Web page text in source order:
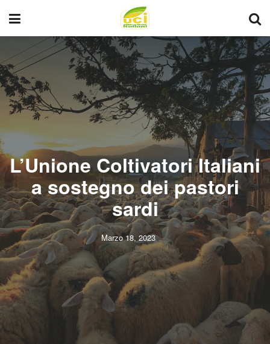
L’Unione Coltivatori Italiani
a sostegno dei pastori
sardi
Marzo 18, 2023